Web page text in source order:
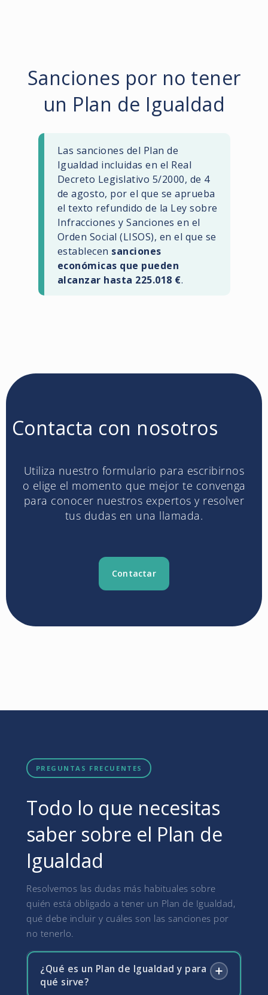
Sanciones por no tener
un Plan de Igualdad
Las sanciones del Plan de
Igualdad incluidas en el Real
Decreto Legislativo 5/2000, de 4
de agosto, por el que se aprueba
el texto refundido de la Ley sobre
Infracciones y Sanciones en el
Orden Social (LISOS), en el que se
establecen sanciones
económicas que pueden
alcanzar hasta 225.018 €.
Contacta con nosotros
Utiliza nuestro formulario para escribirnos
o elige el momento que mejor te convenga
para conocer nuestros expertos y resolver
tus dudas en una llamada.
Contactar
PREGUNTAS FRECUENTES
Todo lo que necesitas
saber sobre el Plan de
Igualdad
Resolvemos las dudas más habituales sobre
quién está obligado a tener un Plan de Igualdad,
qué debe incluir y cuáles son las sanciones por
no tenerlo.
¿Qué es un Plan de Igualdad y para
qué sirve?